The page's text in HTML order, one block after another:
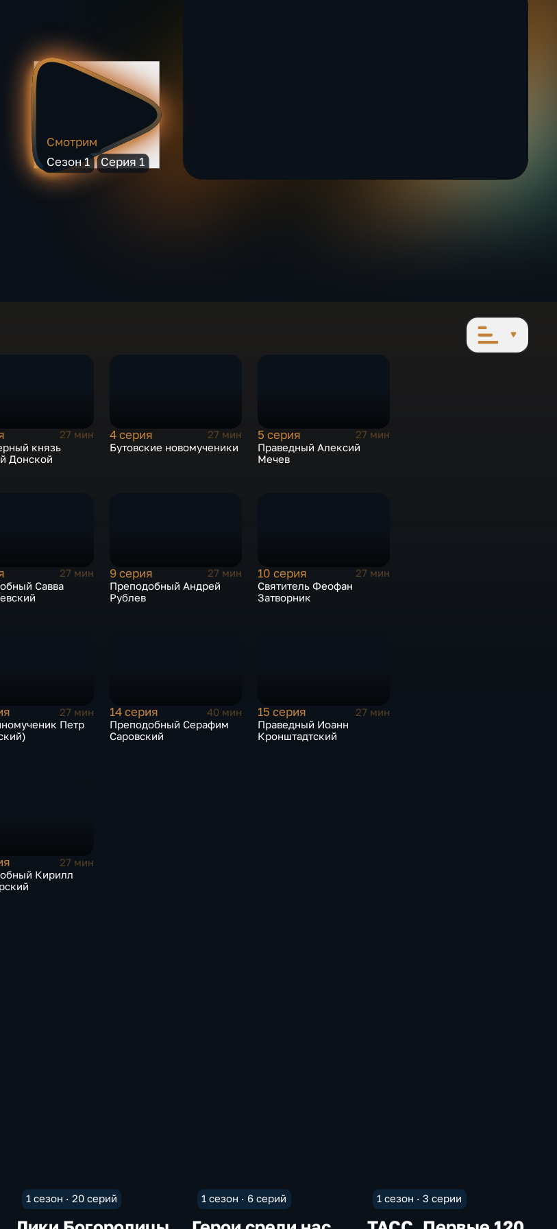
Смотрим
Сезон 1
Серия 1
27 мин
князь
Донской
4 серия
27 мин
Бутовские новомученики
5 серия
27 мин
Праведный Алексий
Мечев
27 мин
Савва
9 серия
27 мин
Преподобный Андрей
Рублев
10 серия
27 мин
Святитель Феофан
Затворник
27 мин
Петр
14 серия
40 мин
Преподобный Серафим
Саровский
15 серия
27 мин
Праведный Иоанн
Кронштадтский
27 мин
Кирилл
1 сезон · 20 серий 1 сезон · 6 серий 1 сезон · 3 серии